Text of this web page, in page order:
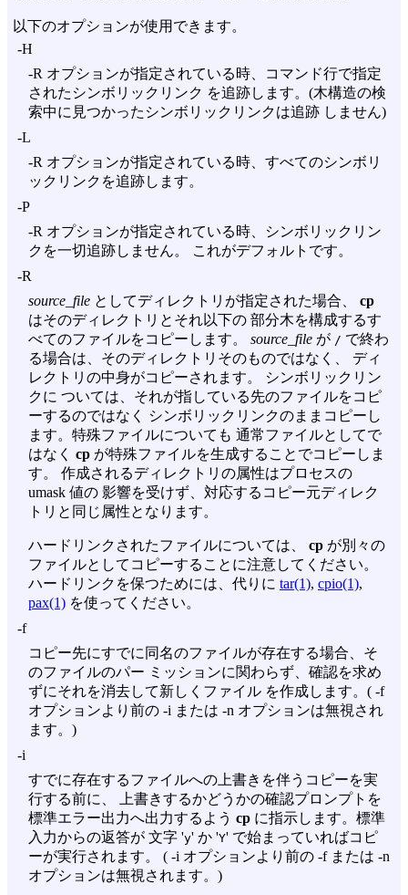
以下のオプションが使用できます。
-H
-R オプションが指定されている時、コマンド行で指定
されたシンボリックリンク を追跡します。(木構造の検
索中に見つかったシンボリックリンクは追跡 しません)
-L
-R オプションが指定されている時、すべてのシンボリ
ックリンクを追跡します。
-P
-R オプションが指定されている時、シンボリックリン
クを一切追跡しません。 これがデフォルトです。
-R
source_file としてディレクトリが指定された場合、 cp
はそのディレクトリとそれ以下の 部分木を構成するす
べてのファイルをコピーします。 source_file が / で終わ
る場合は、そのディレクトリそのものではなく、 ディ
レクトリの中身がコピーされます。 シンボリックリン
クに ついては、それが指している先のファイルをコピ
ーするのではなく シンボリックリンクのままコピーし
ます。特殊ファイルについても 通常ファイルとしてで
はなく cp が特殊ファイルを生成することでコピーしま
す。 作成されるディレクトリの属性はプロセスの
umask 値の 影響を受けず、対応するコピー元ディレク
トリと同じ属性となります。
ハードリンクされたファイルについては、 cp が別々の
ファイルとしてコピーすることに注意してください。
ハードリンクを保つためには、代りに tar(1), cpio(1),
pax(1) を使ってください。
-f
コピー先にすでに同名のファイルが存在する場合、そ
のファイルのパー ミッションに関わらず、確認を求め
ずにそれを消去して新しくファイル を作成します。( -f
オプションより前の -i または -n オプションは無視され
ます。)
-i
すでに存在するファイルへの上書きを伴うコピーを実
行する前に、 上書きするかどうかの確認プロンプトを
標準エラー出力へ出力するよう cp に指示します。標準
入力からの返答が 文字 'y' か 'Y' で始まっていればコピ
ーが実行されます。 ( -i オプションより前の -fまたは -n
オプションは無視されます。)